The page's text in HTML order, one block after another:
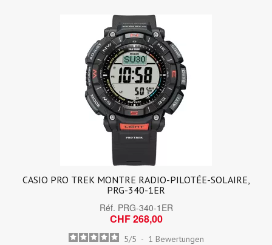
CASIO PRO TREK MONTRE RADIO-PILOTÉE-SOLAIRE,
PRG-340-1ER
Réf. PRG-340-1ER
CHF 268,00
5/5 - 1 Bewertungen